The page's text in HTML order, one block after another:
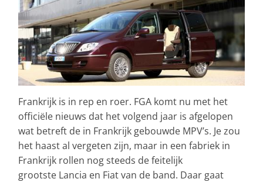
Frankrijk is in rep en roer. FGA komt nu met het
officiële nieuws dat het volgend jaar is afgelopen
wat betreft de in Frankrijk gebouwde MPV’s. Je zou
het haast al vergeten zijn, maar in een fabriek in
Frankrijk rollen nog steeds de feitelijk
grootste Lancia en Fiat van de band. Daar gaat